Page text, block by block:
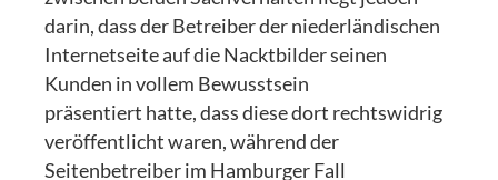
darin, dass der Betreiber der niederländischen
Internetseite auf die Nacktbilder seinen
Kunden in vollem Bewusstsein
präsentiert hatte, dass diese dort rechtswidrig
veröffentlicht waren, während der
Seitenbetreiber im Hamburger Fall